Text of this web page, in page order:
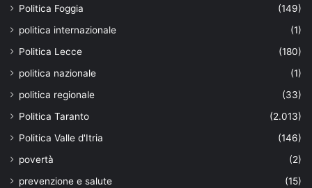
Politica Foggia
(149)
politica internazionale
(1)
Politica Lecce
(180)
politica nazionale
(1)
politica regionale
(33)
Politica Taranto
(2.013)
Politica Valle d'Itria
(146)
povertà
(2)
prevenzione e salute
(15)